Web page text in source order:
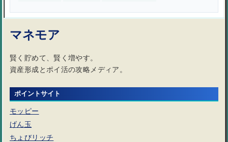
マネモア
賢く貯めて、賢く増やす。
資産形成とポイ活の攻略メディア。
ポイントサイト
モッピー
げん玉
ちょびリッチ